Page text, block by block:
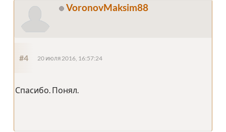
VoronovMaksim88
#4 20 июля 2016, 16:57:24
Спасибо. Понял.